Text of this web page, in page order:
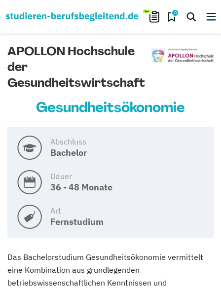
0
APOLLON Hochschule
der
Gesundheitswirtschaft
Gesundheitsökonomie
Abschluss
Bachelor
Dauer
36 - 48 Monate
Art
Fernstudium
Das Bachelorstudium Gesundheitsökonomie vermittelt
eine Kombination aus grundlegenden
betriebswissenschaftlichen Kenntnissen und